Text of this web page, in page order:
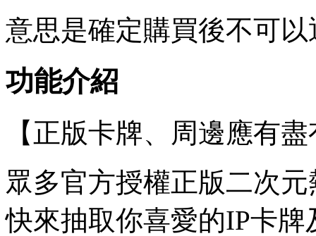
意思是確定購買後不可以
功能介紹
【正版卡牌、周邊應有
眾多官方授權正版二次
快來抽取你喜愛的IP卡